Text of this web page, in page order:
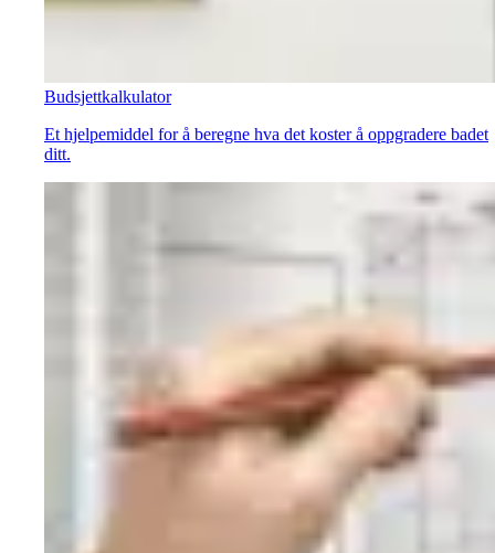
Budsjettkalkulator
Et hjelpemiddel for å beregne hva det koster å oppgradere badet
ditt.